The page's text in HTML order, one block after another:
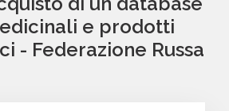
e prodotti
- Federazione Russa